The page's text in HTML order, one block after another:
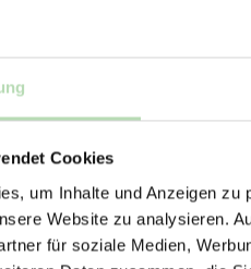
Cookies
um Inhalte und Anzeigen
Website zu analysieren.
für soziale Medien,